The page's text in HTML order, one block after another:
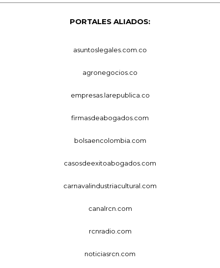
PORTALES ALIADOS:
asuntoslegales.com.co
agronegocios.co
empresas.larepublica.co
firmasdeabogados.com
bolsaencolombia.com
casosdeexitoabogados.com
carnavalindustriacultural.com
canalrcn.com
rcnradio.com
noticiasrcn.com